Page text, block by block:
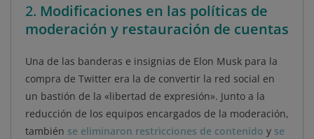
2. Modificaciones en las políticas de
moderación y restauración de cuentas
Una de las banderas e insignias de Elon Musk para la
compra de Twitter era la de convertir la red social en
un bastión de la «libertad de expresión». Junto a la
reducción de los equipos encargados de la moderación,
también se eliminaron restricciones de contenido y se